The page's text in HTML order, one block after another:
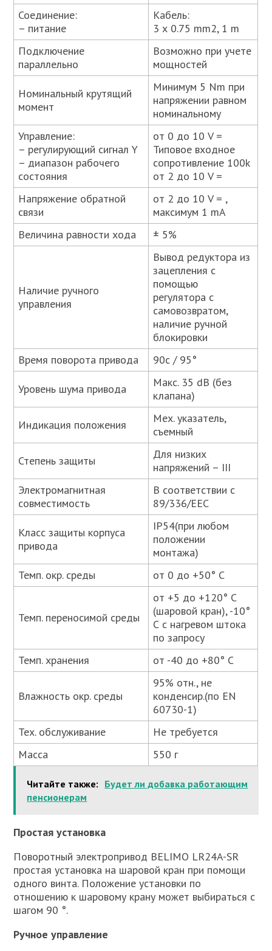
Соединение:
– питание
Кабель:
3 х 0.75 mm2, 1 m
Подключение
параллельно
Возможно при учете
мощностей
Номинальный крутящий
момент
Минимум 5 Nm при
напряжении равном
номинальному
Управление:
– регулирующий сигнал Y
– диапазон рабочего
состояния
от 0 до 10 V =
Типовое входное
сопротивление 100k
от 2 до 10 V =
Напряжение обратной
связи
от 2 до 10 V = ,
максимум 1 mA
Величина равности хода
± 5%
Наличие ручного
управления
Вывод редуктора из
зацепления с
помощью
регулятора с
самовозвратом,
наличие ручной
блокировки
Время поворота привода
90с / 95°
Уровень шума привода
Макс. 35 dB (без
клапана)
Индикация положения
Мех. указатель,
съемный
Степень защиты
Для низких
напряжений – III
Электромагнитная
совместимость
В соответствии с
89/336/ЕЕС
Класс защиты корпуса
привода
IP54(при любом
положении
монтажа)
Темп. окр. среды
от 0 до +50° С
Темп. переносимой среды
от +5 до +120° С
(шаровой кран), -10°
С с нагревом штока
по запросу
Темп. хранения
от -40 до +80° С
Влажность окр. среды
95% отн., не
конденсир.(по EN
60730-1)
Тех. обслуживание
Не требуется
Масса
550 г
Читайте также: Будет ли добавка работающим
пенсионерам
Простая установка
Поворотный электропривод BELIMO LR24A-SR
простая установка на шаровой кран при помощи
одного винта. Положение установки по
отношению к шаровому крану может выбираться с
шагом 90 °.
Ручное управление